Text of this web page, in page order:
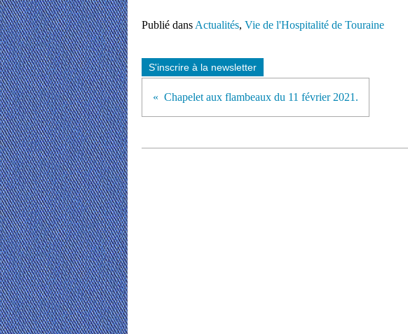
Publié dans Actualités, Vie de l'Hospitalité de Touraine
S'inscrire à la newsletter
Chapelet aux flambeaux du 11 février 2021.